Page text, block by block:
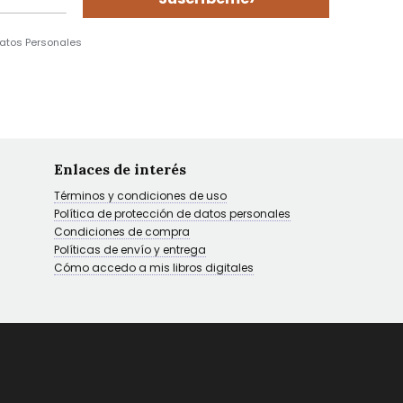
Personales
Enlaces de interés
Términos y condiciones de uso
Política de protección de datos personales
Condiciones de compra
Políticas de envío y entrega
Cómo accedo a mis libros digitales